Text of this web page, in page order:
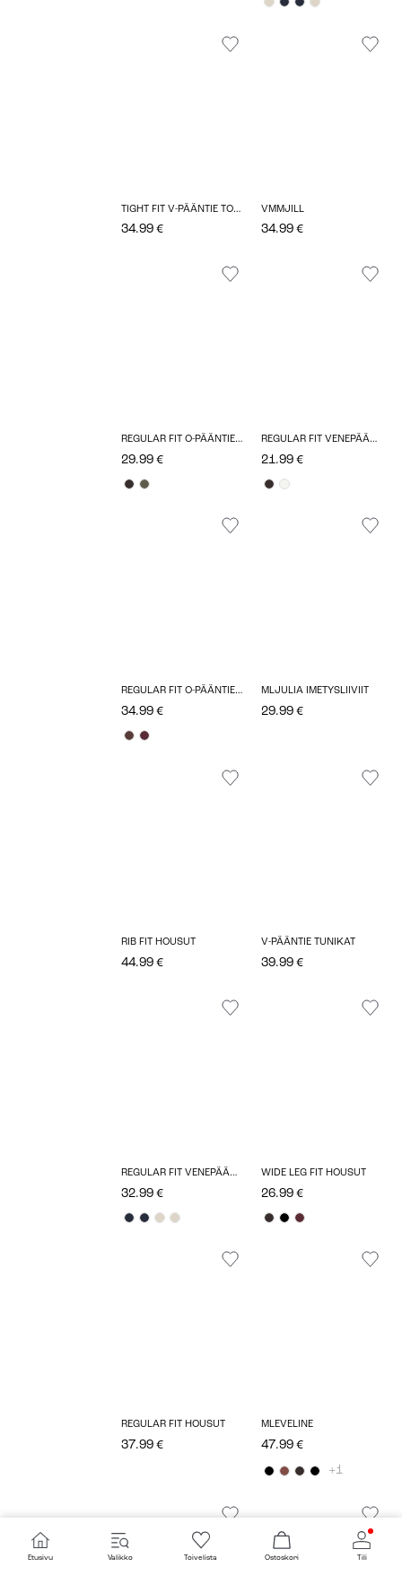
TIGHT FIT V-PÄÄNTIE TOPIT
34.99 €
VMMJILL
34.99 €
REGULAR FIT O-PÄÄNTIE TOPIT
29.99 €
REGULAR FIT VENEPÄÄNTIE T-PAIDAT
21.99 €
REGULAR FIT O-PÄÄNTIE TOPIT
34.99 €
MLJULIA IMETYSLIIVIIT
29.99 €
RIB FIT HOUSUT
44.99 €
V-PÄÄNTIE TUNIKAT
39.99 €
REGULAR FIT VENEPÄÄNTIE TOPIT
32.99 €
WIDE LEG FIT HOUSUT
26.99 €
REGULAR FIT HOUSUT
37.99 €
MLEVELINE
47.99 €
+1
Etusivu Valikko Toivelista Ostoskori Tili